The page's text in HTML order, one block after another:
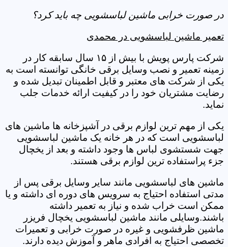
در صورت خرابی ماشین لباسشویی چه باید کرد؟
تعمیر ماشین لباسشویی در محمدی
شرکت پارس پویش با بیش از ۱۵ سال سابقه کار در
زمینه تعمیر و نصب وسایل برقی خانگی توانسته است به
یکی از شرکت های معتبر و قابل اطمینان تبدیل شده و
رضایت مشتریان خود را در کیفیت ارائه خدمات جلب
نماید.
یکی از مهم ترین لوازم برقی در آشپزخانه ها ماشین های
لباسشویی است که در هر خانه یک ماشین لباسشویی
جهت شستشوی لباس ها وجود داشته و بعد از یخچال
جزء پراستفاده ترین لوازم برقی هستند.
ماشین های لباسشویی مانند سایر وسایل برقی پس از
مدتی استفاده احتیاج به سرویس های دوره ای داشته و یا
ممکن است خراب شده و نیاز به تعمیر داشته
باشند.وسایلی مانند ماشین لباسشویی یخچال فریزر
ماشین ظرفشویی و غیره در صورت خرابی و تعمیرات
تخصصی احتیاج به افرادی ماهر و آموزش دیده دارند.